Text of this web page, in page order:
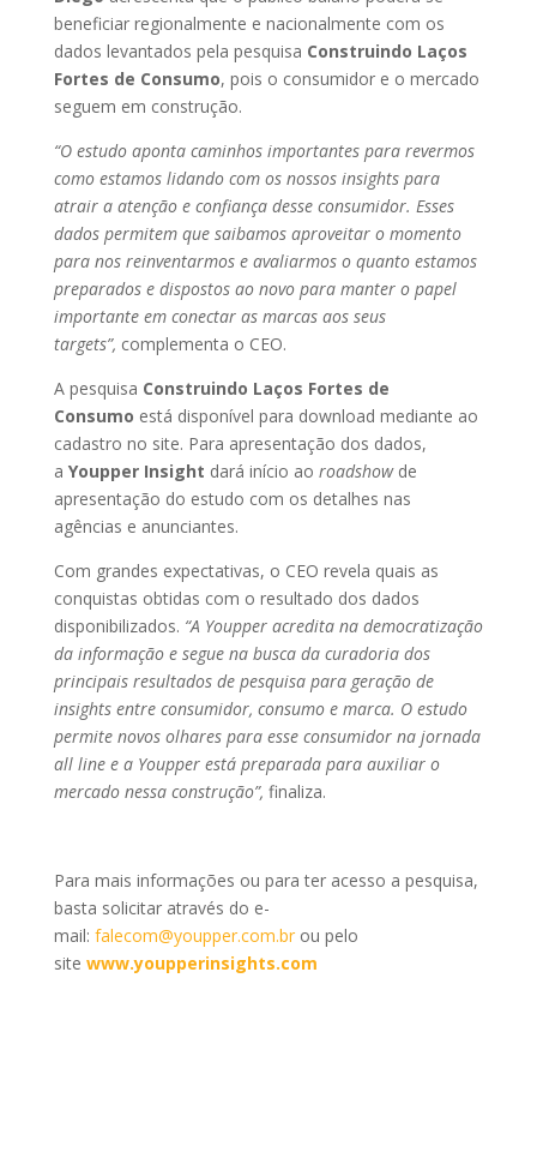
beneficiar regionalmente e nacionalmente com os
dados levantados pela pesquisa Construindo Laços
Fortes de Consumo, pois o consumidor e o mercado
seguem em construção.
“O estudo aponta caminhos importantes para revermos
como estamos lidando com os nossos insights para
atrair a atenção e confiança desse consumidor. Esses
dados permitem que saibamos aproveitar o momento
para nos reinventarmos e avaliarmos o quanto estamos
preparados e dispostos ao novo para manter o papel
importante em conectar as marcas aos seus
targets”, complementa o CEO.
A pesquisa Construindo Laços Fortes de
Consumo está disponível para download mediante ao
cadastro no site. Para apresentação dos dados,
a Youpper Insight dará início ao roadshowde
apresentação do estudo com os detalhes nas
agências e anunciantes.
Com grandes expectativas, o CEO revela quais as
conquistas obtidas com o resultado dos dados
disponibilizados. “A Youpper acredita na democratização
da informação e segue na busca da curadoria dos
principais resultados de pesquisa para geração de
insights entre consumidor, consumo e marca. O estudo
permite novos olhares para esse consumidor na jornada
all line e a Youpper está preparada para auxiliar o
mercado nessa construção”, finaliza.
Para mais informações ou para ter acesso a pesquisa,
basta solicitar através do e-
mail: falecom@youpper.com.brou pelo
site www.youpperinsights.com